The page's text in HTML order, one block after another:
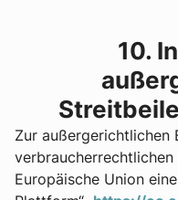
10.
Zur außergerichtlichen
Europäische Union